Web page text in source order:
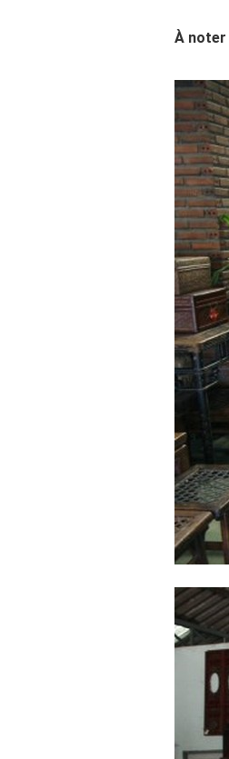
À noter